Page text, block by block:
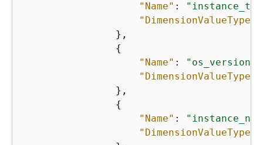
"Name" :
"DimensionValueType"
                },
{
"Name" : "os_version"
"DimensionValueType"
                },
{
"Name" :
"DimensionValueType"